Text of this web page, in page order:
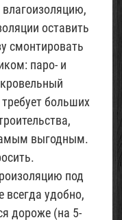
оставить
смонтировать
паро- и
больших
выгодным.
под
всегда удобно,
дороже (на 5-